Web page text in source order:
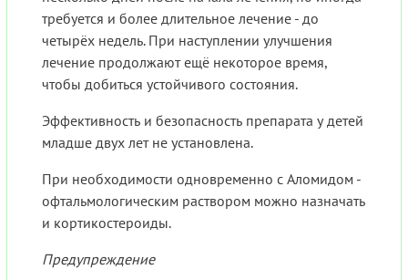
требуется и более длительное лечение - до
четырёх недель. При наступлении улучшения
лечение продолжают ещё некоторое время,
чтобы добиться устойчивого состояния.
Эффективность и безопасность препарата у детей
младше двух лет не установлена.
При необходимости одновременно с Аломидом -
офтальмологическим раствором можно назначать
и кортикостероиды.
Предупреждение